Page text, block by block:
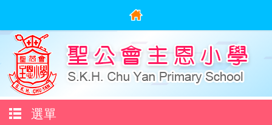
選單